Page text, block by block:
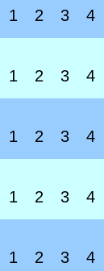
1 2 3 4
1 2 3 4
1 2 3 4
1 2 3 4
1 2 3 4